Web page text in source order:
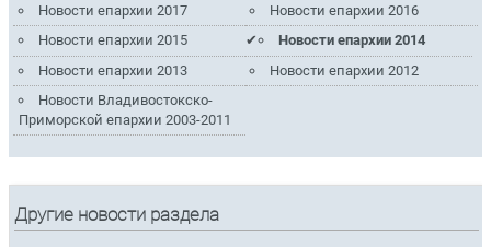
Новости епархии 2017
Новости епархии 2016
Новости епархии 2015
Новости епархии 2014
Новости епархии 2013
Новости епархии 2012
Новости Владивостокско-
Приморской епархии 2003-2011
Другие новости раздела